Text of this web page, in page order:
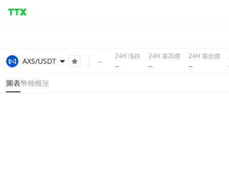
AXS/USDT --
24H 漲跌
--
24H 最高價
--
24H 最低價
--
圖表幣種概況